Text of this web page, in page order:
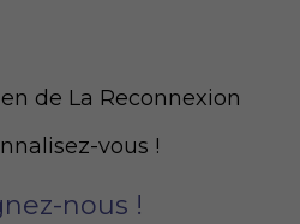
de La Reconnexion
vous !
nous !